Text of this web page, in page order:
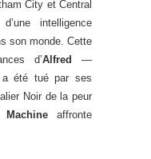
City et Central
intelligence
son monde. Cette
d’Alfred
—
a été tué par ses
Noir de la peur
Machineaffronte